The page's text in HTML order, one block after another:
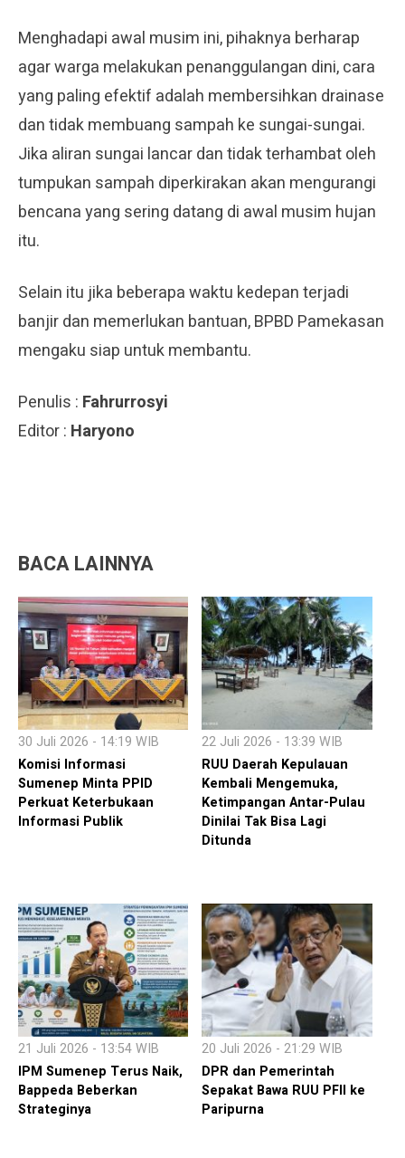
Menghadapi awal musim ini, pihaknya berharap
agar warga melakukan penanggulangan dini, cara
yang paling efektif adalah membersihkan drainase
dan tidak membuang sampah ke sungai-sungai.
Jika aliran sungai lancar dan tidak terhambat oleh
tumpukan sampah diperkirakan akan mengurangi
bencana yang sering datang di awal musim hujan
itu.
Selain itu jika beberapa waktu kedepan terjadi
banjir dan memerlukan bantuan, BPBD Pamekasan
mengaku siap untuk membantu.
Penulis : Fahrurrosyi
Editor : Haryono
BACA LAINNYA
30 Juli 2026 - 14:19 WIB
Komisi Informasi
Sumenep Minta PPID
Perkuat Keterbukaan
Informasi Publik
22 Juli 2026 - 13:39 WIB
RUU Daerah Kepulauan
Kembali Mengemuka,
Ketimpangan Antar-Pulau
Dinilai Tak Bisa Lagi
Ditunda
21 Juli 2026 - 13:54 WIB
IPM Sumenep Terus Naik,
Bappeda Beberkan
Strateginya
20 Juli 2026 - 21:29 WIB
DPR dan Pemerintah
Sepakat Bawa RUU PFII ke
Paripurna